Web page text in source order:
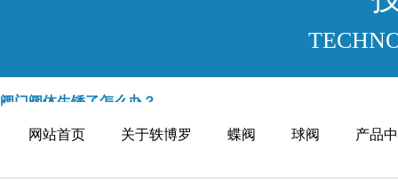
网站首页 关于轶博罗 蝶阀 球阀 产品
阀门阀体生锈了怎么办？